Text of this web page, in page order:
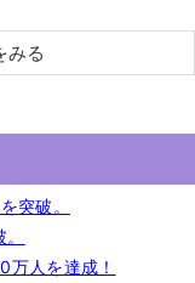
みる
突破。
人を達成！